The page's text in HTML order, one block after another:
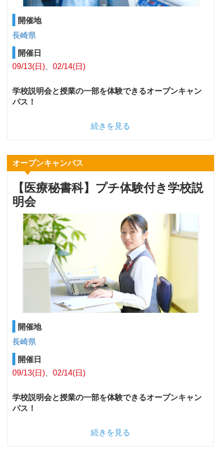
開催地
長崎県
開催日
09/13(日)
02/14(日)
学校説明会と授業の一部を体験できるオープンキャン
パス！
続きを見る
オープンキャンパス
【医療秘書科】プチ体験付き学校説
明会
開催地
長崎県
開催日
09/13(日)
02/14(日)
学校説明会と授業の一部を体験できるオープンキャン
パス！
続きを見る